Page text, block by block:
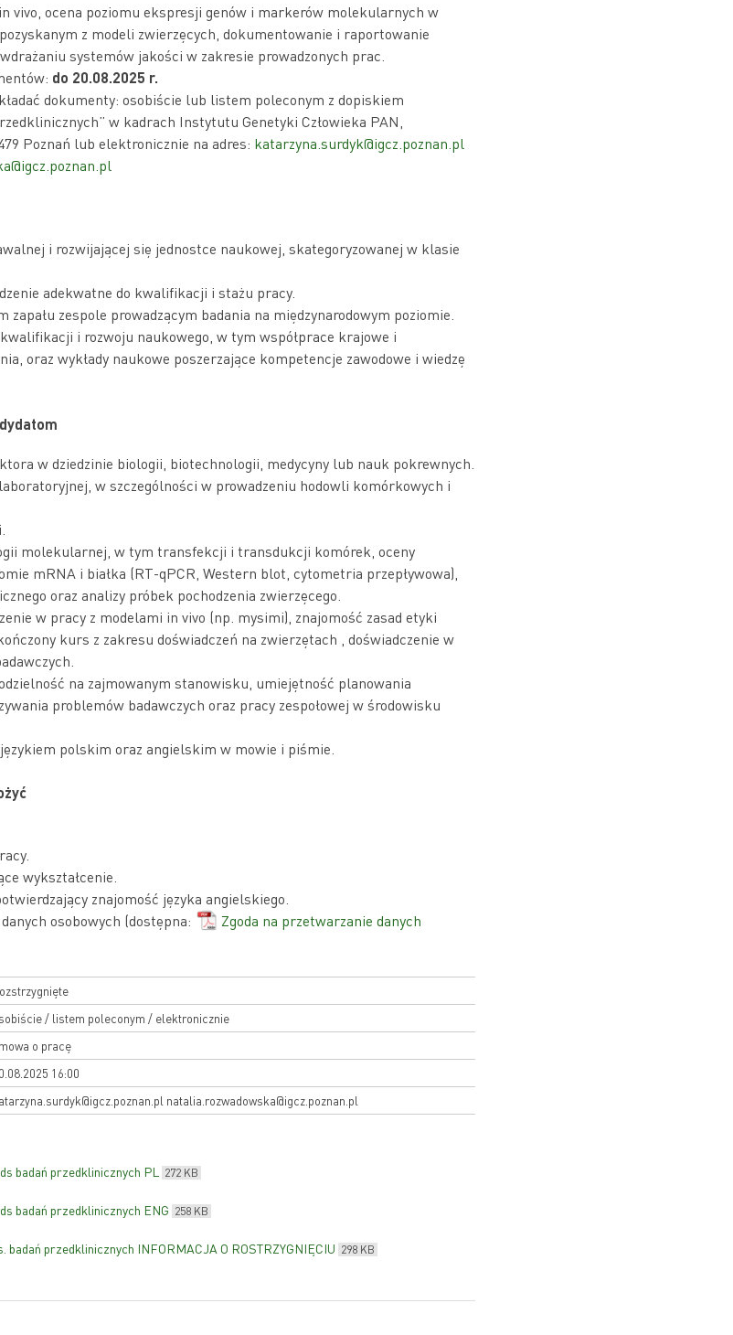
vivo, ocena poziomu ekspresji genów i markerów molekularnych w
z modeli zwierzęcych, dokumentowanie i raportowanie
systemów jakości w zakresie prowadzonych prac.
do 20.08.2025 r.
dokumenty: osobiście lub listem poleconym z dopiskiem
w kadrach Instytutu Genetyki Człowieka PAN,
Poznań lub elektronicznie na adres: katarzyna.surdyk@igcz.poznan.pl
i rozwijającej się jednostce naukowej, skategoryzowanej w klasie
adekwatne do kwalifikacji i stażu pracy.
zapału zespole prowadzącym badania na międzynarodowym poziomie.
i rozwoju naukowego, w tym współprace krajowe i
oraz wykłady naukowe poszerzające kompetencje zawodowe i wiedzę
w dziedzinie biologii, biotechnologii, medycyny lub nauk pokrewnych.
w szczególności w prowadzeniu hodowli komórkowych i
molekularnej, w tym transfekcji i transdukcji komórek, oceny
mRNA i białka (RT-qPCR, Western blot, cytometria przepływowa),
oraz analizy próbek pochodzenia zwierzęcego.
w pracy z modelami in vivo (np. mysimi), znajomość zasad etyki
kurs z zakresu doświadczeń na zwierzętach , doświadczenie w
na zajmowanym stanowisku, umiejętność planowania
problemów badawczych oraz pracy zespołowej w środowisku
językiem polskim oraz angielskim w mowie i piśmie.
wykształcenie.
znajomość języka angielskiego.
osobowych (dostępna:
Zgoda na przetwarzanie danych
/ listem poleconym / elektronicznie
o pracę
16:00
natalia.rozwadowska@igcz.poznan.pl
badań przedklinicznych PL 272 KB
badań przedklinicznych ENG 258 KB
badań przedklinicznych INFORMACJA O ROSTRZYGNIĘCIU 298 KB